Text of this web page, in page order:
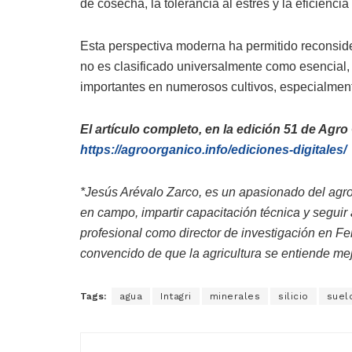
de cosecha, la tolerancia al estrés y la
Esta perspectiva moderna ha permitido
no es clasificado universalmente como
importantes en numerosos cultivos,
El artículo completo, en la edición 51 de
https://agroorganico.info/ediciones-digitales/
*Jesús Arévalo Zarco, es un apasionado del
en campo, impartir capacitación técnica y
profesional como director de investigación en
convencido de que la agricultura se entiende
Tags: agua Intagri minerales silicio